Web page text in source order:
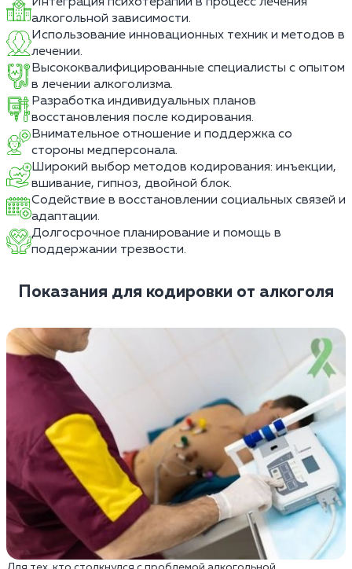
алкогольной зависимости.
Использование инновационных техник и методов в
лечении.
Высококвалифицированные специалисты с опытом
в лечении алкоголизма.
Разработка индивидуальных планов
восстановления после кодирования.
Внимательное отношение и поддержка со
стороны медперсонала.
Широкий выбор методов кодирования: инъекции,
вшивание, гипноз, двойной блок.
Содействие в восстановлении социальных связей и
адаптации.
Долгосрочное планирование и помощь в
поддержании трезвости.
Показания для кодировки от алкоголя